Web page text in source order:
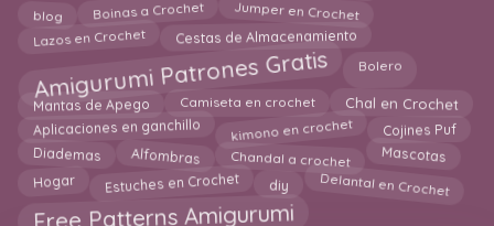
blog Boinas a Crochet Jumper en Crochet
Lazos en Crochet Cestas de Almacenamiento
Amigurumi Patrones Gratis Bolero
Mantas de Apego Camiseta en crochet Chal en Crochet
Aplicaciones en ganchillo kimono en crochet Cojines Puf
Diademas Alfombras Chandal a crochet Mascotas
Hogar Estuches en Crochet diy Delantal en Crochet
Free Patterns Amigurumi